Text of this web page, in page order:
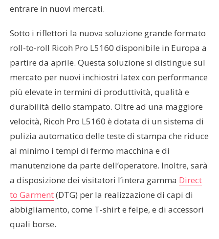
entrare in nuovi mercati.
Sotto i riflettori la nuova soluzione grande formato
roll-to-roll Ricoh Pro L5160 disponibile in Europa a
partire da aprile. Questa soluzione si distingue sul
mercato per nuovi inchiostri latex con performance
più elevate in termini di produttività, qualità e
durabilità dello stampato. Oltre ad una maggiore
velocità, Ricoh Pro L5160 è dotata di un sistema di
pulizia automatico delle teste di stampa che riduce
al minimo i tempi di fermo macchina e di
manutenzione da parte dell’operatore. Inoltre, sarà
a disposizione dei visitatori l’intera gamma Direct
to Garment(DTG) per la realizzazione di capi di
abbigliamento, come T-shirt e felpe, e di accessori
quali borse.